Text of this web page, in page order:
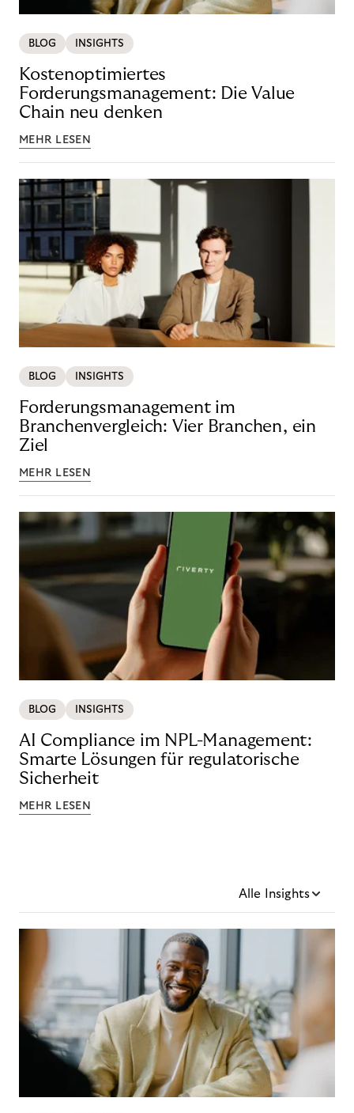
BLOG INSIGHTS
Kostenoptimiertes
Forderungsmanagement: Die Value
Chain neu denken
MEHR LESEN
BLOG INSIGHTS
Forderungsmanagement im
Branchenvergleich: Vier Branchen, ein
Ziel
MEHR LESEN
BLOG INSIGHTS
AI Compliance im NPL-Management:
Smarte Lösungen für regulatorische
Sicherheit
MEHR LESEN
Alle Insights